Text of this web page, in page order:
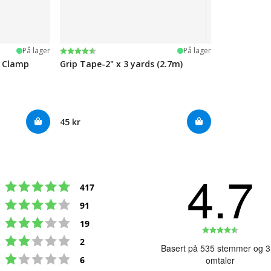
På lager Karakter:
4.5 av 5 mulige På lager
Grip Tape-2" x 3 yards (2.7m)
45 kr
Karakter: 5 av 5 mulige
417
Karakter: 4 av 5 mulige
91
Karakter: 3 av 5 mulige
19
Karakter: 2 av 5 mulige
2
Karakter: 1 av 5 mulige
6
4.7
4.7
Basert på 535 stemmer og
omtaler